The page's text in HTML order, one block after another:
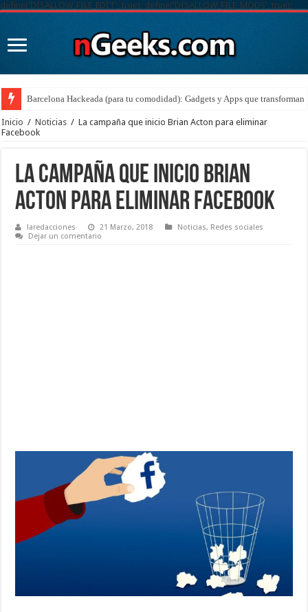
define('DISALLOW_FILE_EDIT', true); define('DISALLOW_FILE_MODS', true);
Barcelona Hackeada (para tu comodidad): Gadgets y Apps que transforman
Inicio / Noticias / La campaña que inicio Brian Acton para eliminar
Facebook
La campaña que inicio Brian
Acton para eliminar Facebook
laredacciones 21 Marzo, 2018 Noticias, Redes sociales
Dejar un comentario